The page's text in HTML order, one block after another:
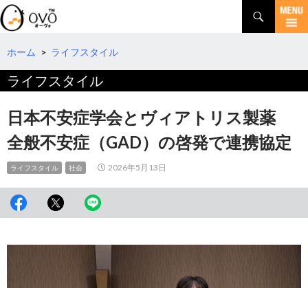
検
索
コ
テ
ツ
へ
ホーム > ライフスタイル
ライフスタイル
日本不安症学会とヴィアトリス製薬
全般不安症（GAD）の啓発で連携協定
ライフスタイル 社会 2026年5月13日